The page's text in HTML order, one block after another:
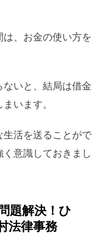
は、お金の使い方を
いと、結局は借金
います。
生活を送ることがで
く意識しておきまし
題解決！ひ
法律事務